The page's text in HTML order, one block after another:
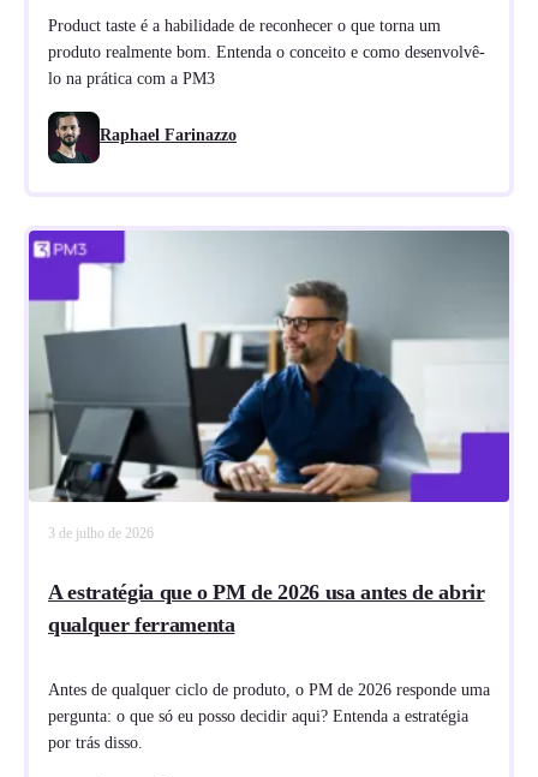
Product taste é a habilidade de reconhecer o que torna um
produto realmente bom. Entenda o conceito e como desenvolvê-
lo na prática com a PM3
Raphael Farinazzo
3 de julho de 2026
A estratégia que o PM de 2026 usa antes de abrir
qualquer ferramenta
Antes de qualquer ciclo de produto, o PM de 2026 responde uma
pergunta: o que só eu posso decidir aqui? Entenda a estratégia
por trás disso.